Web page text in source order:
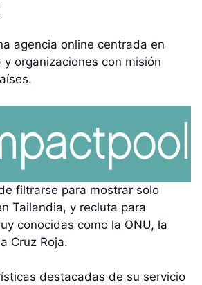
agencia online centrada en
organizaciones con misión
filtrarse para mostrar solo
Tailandia, y recluta para
conocidas como la ONU, la
Cruz Roja.
destacadas de su servicio